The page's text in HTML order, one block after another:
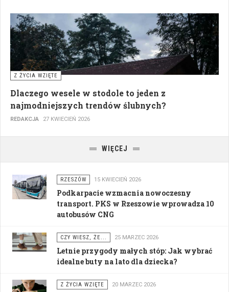
Z ŻYCIA WZIĘTE
Dlaczego wesele w stodole to jeden z
najmodniejszych trendów ślubnych?
REDAKCJA 27 KWIECIEŃ 2026
WIĘCEJ
RZESZÓW 15 KWIECIEŃ 2026
Podkarpacie wzmacnia nowoczesny
transport. PKS w Rzeszowie wprowadza 10
autobusów CNG
CZY WIESZ, ŻE... 25 MARZEC 2026
Letnie przygody małych stóp: Jak wybrać
idealne buty na lato dla dziecka?
Z ŻYCIA WZIĘTE 20 MARZEC 2026